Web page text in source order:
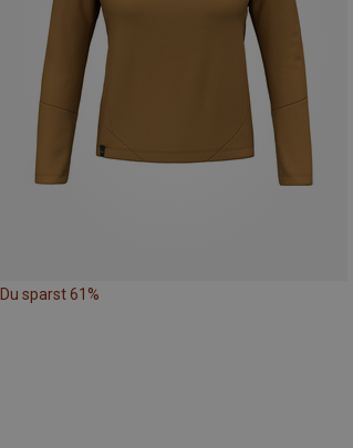
Du sparst 61%